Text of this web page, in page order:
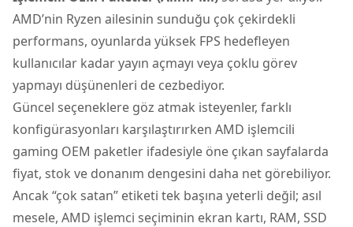
AMD’nin Ryzen ailesinin sunduğu çok çekirdekli
performans, oyunlarda yüksek FPS hedefleyen
kullanıcılar kadar yayın açmayı veya çoklu görev
yapmayı düşünenleri de cezbediyor.
Güncel seçeneklere göz atmak isteyenler, farklı
konfigürasyonları karşılaştırırken AMD işlemcili
gaming OEM paketler ifadesiyle öne çıkan sayfalarda
fiyat, stok ve donanım dengesini daha net görebiliyor.
Ancak “çok satan” etiketi tek başına yeterli değil; asıl
mesele, AMD işlemci seçiminin ekran kartı, RAM, SSD